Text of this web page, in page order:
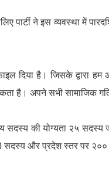
पार्टी ने इस व्यवस्था में
दिया है। जिसके द्वारा हम
है। अपने सभी सामाजिक
की योग्यता २५ सदस्य
सदस्य और प्रदेश स्तर पर